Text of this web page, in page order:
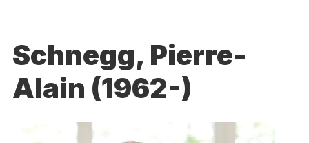
Schnegg, Pierre-
Alain (1962-)